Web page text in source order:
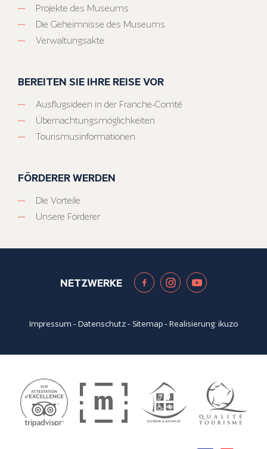
Projekte des Museums
Die Geheimnisse des Museums
Verwaltungsakte
BEREITEN SIE IHRE REISE VOR
Ausflugsideen in der Franche-Comté
Übernachtungsmöglichkeiten
Tourismusinformationen
FÖRDERER WERDEN
Die Vorteile
Unsere Förderer
NETZWERKE
Impressum -Datenschutz- Sitemap- Realisierung:ikuzo